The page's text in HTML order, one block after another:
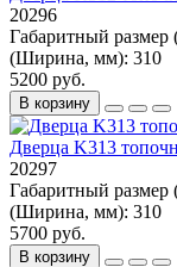
20296
Габаритный
(Ширина, мм): 310
5200 руб.
В корзину
Дверца K313
20297
Габаритный
(Ширина, мм): 310
5700 руб.
В корзину